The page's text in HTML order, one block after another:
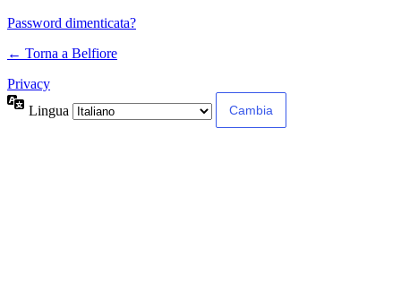
Password dimenticata?
← Torna a Belfiore
Privacy
Lingua